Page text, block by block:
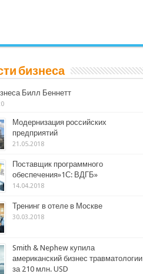
бизнеса
Билл Беннетт
Модернизация российских
предприятий
21.05.2018
Поставщик программного
обеспечения»1С: ВДГБ»
14.04.2018
Тренинг в отеле в Москве
30.03.2018
Smith & Nephew купила
американский бизнес травматологии
за 210 млн. USD